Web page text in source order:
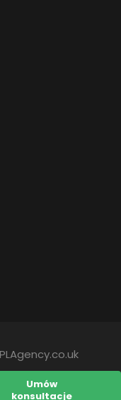
Umów
konsultacje